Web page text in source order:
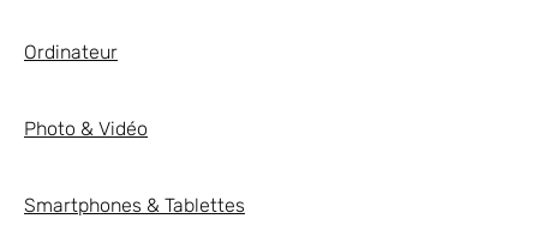
Ordinateur
Photo & Vidéo
Smartphones & Tablettes